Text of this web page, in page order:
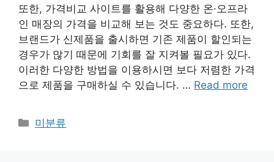
또한, 가격비교 사이트를 활용해 다양한 온·오프라
인 매장의 가격을 비교해 보는 것도 중요하다. 또한,
브랜드가 신제품을 출시하면 기존 제품이 할인되는
경우가 많기 때문에 기회를 잘 지켜볼 필요가 있다.
이러한 다양한 방법을 이용하시면 보다 저렴한 가격
으로 제품을 구매하실 수 있습니다. … Read more
Categories
미분류